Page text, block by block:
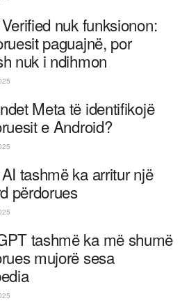
nuk funksionon:
paguajnë, por
nuk i ndihmon
Meta të identifikojë
e Android?
tashmë ka arritur një
përdorues
tashmë ka më shumë
mujorë sesa